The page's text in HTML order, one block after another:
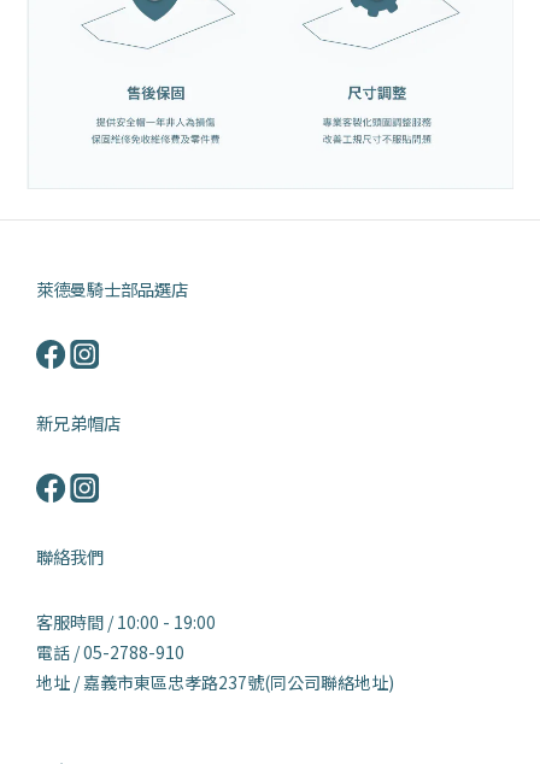
萊德曼騎士部品選店
新兄弟帽店
聯絡我們
客服時間 / 10:00 - 19:00
電話 / 05-2788-910
地址 / 嘉義市東區忠孝路237號(同公司聯絡地址)